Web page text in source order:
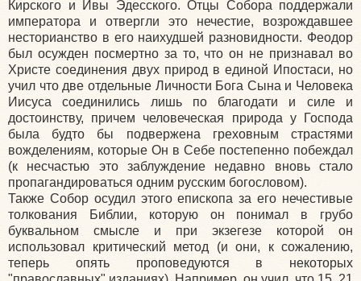
Кирского и Ивы Эдесского. Отцы Собора поддержали
императора и отвергли это нечестие, возрождавшее
несторианство в его наихудшей разновидности. Феодор
был осужден посмертно за то, что он не признавал во
Христе соединения двух природ в единой Ипостаси, но
учил что две отдельные Личности Бога Сына и Человека
Иисуса соединились лишь по благодати и силе и
достоинству, причем человеческая природа у Господа
была будто бы подвержена греховным страстями
вожделениям, которые Он в Себе постепенно побеждал
(к несчастью это заблуждение недавно вновь стало
пропагандироваться одним русским богословом).
Также Собор осудил этого епископа за его нечестивые
толкования Библии, которую он понимал в грубо
буквальном смысле и при экзегезе которой он
использовал критический метод (и они, к сожалению,
теперь опять проповедуются в некоторых